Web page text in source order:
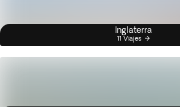
Inglaterra
11 Viajes